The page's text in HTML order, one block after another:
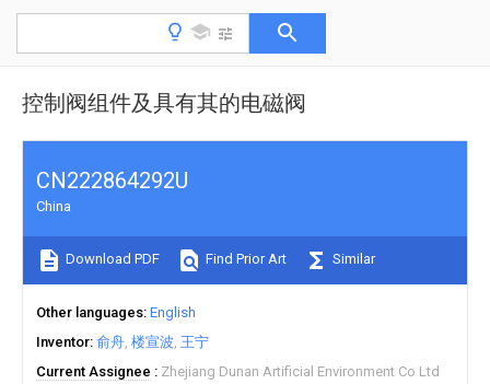
控制阀组件及具有其的电磁阀
CN222864292U
China
Download PDF Find Prior Art Similar
Other languages English
Inventor 俞舟 楼宣波 王宁
Current Assignee
Zhejiang Dunan Artificial Environment Co Ltd